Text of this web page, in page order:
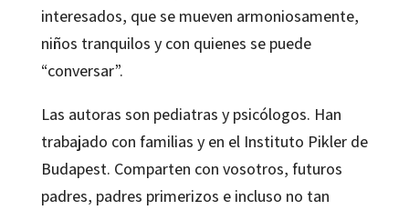
interesados, que se mueven armoniosamente,
niños tranquilos y con quienes se puede
“conversar”.
Las autoras son pediatras y psicólogos. Han
trabajado con familias y en el Instituto Pikler de
Budapest. Comparten con vosotros, futuros
padres, padres primerizos e incluso no tan